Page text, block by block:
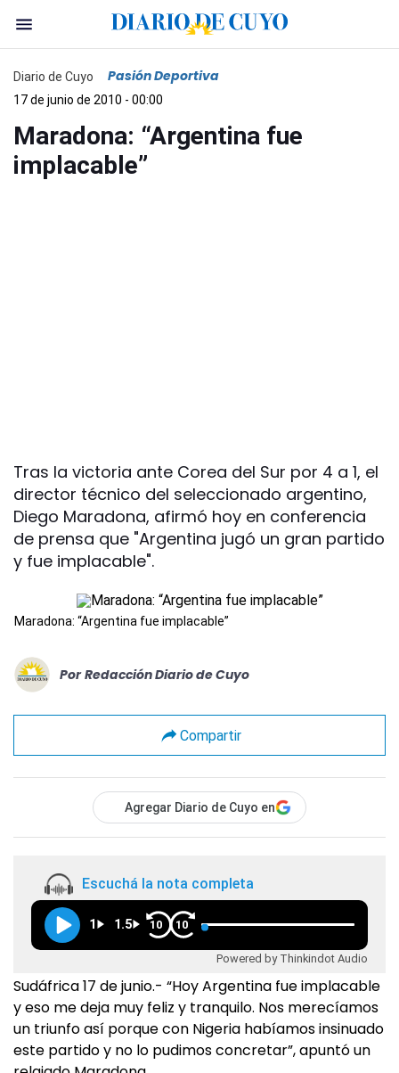
Diario de Cuyo Pasión Deportiva
17 de junio de 2010 - 00:00
Maradona: “Argentina fue
implacable”
Tras la victoria ante Corea del Sur por 4 a 1, el
director técnico del seleccionado argentino,
Diego Maradona, afirmó hoy en conferencia
de prensa que "Argentina jugó un gran partido
y fue implacable".
Maradona: “Argentina fue implacable”
Por Redacción Diario de Cuyo
Compartir
Agregar Diario de Cuyo en
Escuchá la nota completa
1 1.5 10 10
Powered by Thinkindot Audio
Sudáfrica 17 de junio.- “Hoy Argentina fue implacable
y eso me deja muy feliz y tranquilo. Nos merecíamos
un triunfo así porque con Nigeria habíamos insinuado
este partido y no lo pudimos concretar”, apuntó un